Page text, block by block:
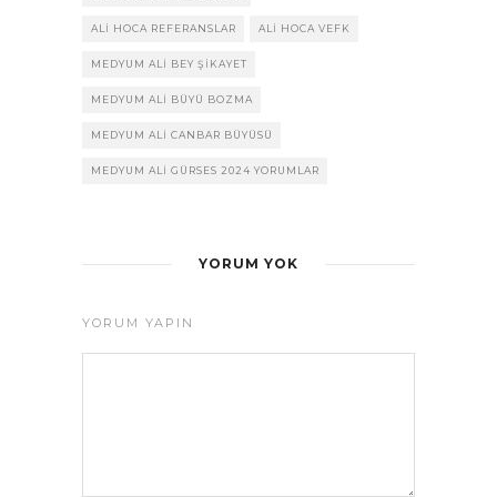
ALI HOCA REFERANSLAR ALI HOCA VEFK
MEDYUM ALI BEY ŞIKAYET
MEDYUM ALI BÜYÜ BOZMA
MEDYUM ALI CANBAR BÜYÜSÜ
MEDYUM ALI GÜRSES 2024 YORUMLAR
YORUM YOK
YORUM YAPIN